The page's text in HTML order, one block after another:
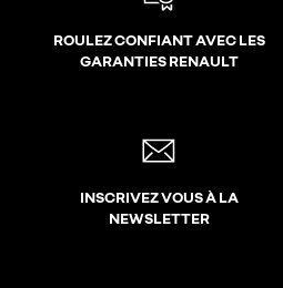
ROULEZ CONFIANT AVEC LES
GARANTIES RENAULT
INSCRIVEZ VOUS À LA
NEWSLETTER